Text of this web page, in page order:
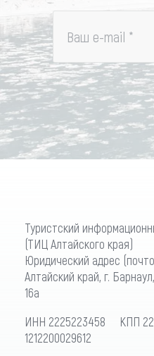
Ваш e-mail *
Туристский
(ТИЦ Алтайского края)
Юридический адрес
Алтайский край, г.
16а
ИНН 2225223458 КПП
1212200029612